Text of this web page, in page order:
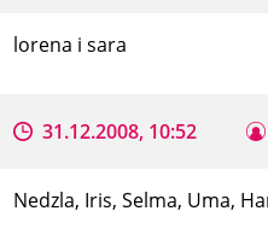
lorena i sara
31.12.2008, 10:52
Nedzla, Iris, Selma, Uma,